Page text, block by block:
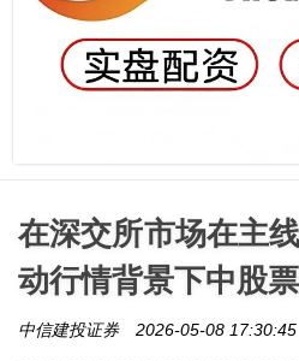
在深交所市场在主
动行情背景下中股
中信建投证券 2026-05-08 17:30:45